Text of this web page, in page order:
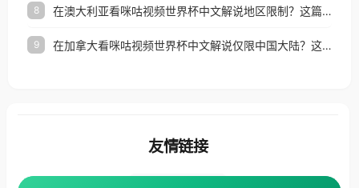
8 在澳大利亚看咪咕视频世界杯中文解说地区限制？这篇指南帮你搞定海外观赛难题
9 在加拿大看咪咕视频世界杯中文解说仅限中国大陆？这篇指南帮你轻松解锁中文解说和赛事直播
友情链接